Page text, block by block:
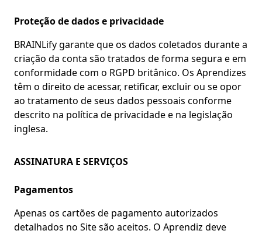
Proteção de dados e privacidade
BRAINLify garante que os dados coletados durante a
criação da conta são tratados de forma segura e em
conformidade com o RGPD britânico. Os Aprendizes
têm o direito de acessar, retificar, excluir ou se opor
ao tratamento de seus dados pessoais conforme
descrito na política de privacidade e na legislação
inglesa.
ASSINATURA E SERVIÇOS
Pagamentos
Apenas os cartões de pagamento autorizados
detalhados no Site são aceitos. O Aprendiz deve